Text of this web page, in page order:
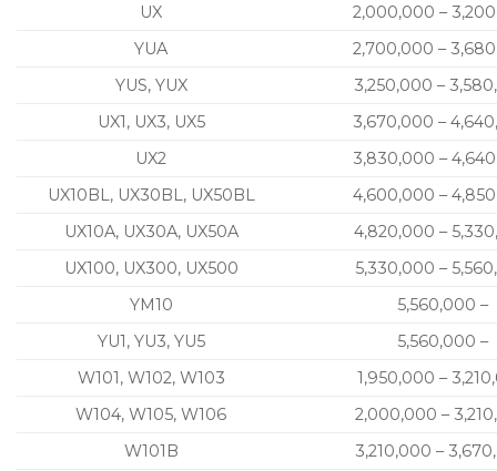
UX
2,000,000 –
YUA
2,700,000 –
YUS, YUX
3,250,000 –
UX1, UX3, UX5
3,670,000 –
UX2
3,830,000 –
UX10BL, UX30BL, UX50BL
4,600,000 –
UX10A, UX30A, UX50A
4,820,000 –
UX100, UX300, UX500
5,330,000 –
YM10
5,560,000 –
YU1, YU3, YU5
5,560,000 –
W101, W102, W103
1,950,000 –
W104, W105, W106
2,000,000 –
W101B
3,210,000 –